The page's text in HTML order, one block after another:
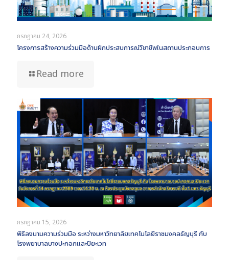
กรกฎาคม 24, 2026
โครงการสร้างความร่วมมือด้านฝึกประสบการณ์วิชาชีพในสถานประกอบการ
Read more
กรกฎาคม 15, 2026
พิธีลงนามความร่วมมือ ระหว่างมหาวิทยาลัยเทคโนโลยีราชมงคลธัญบุรี กับ
โรงพยาบาลบางปะกอกและปิยะเวท